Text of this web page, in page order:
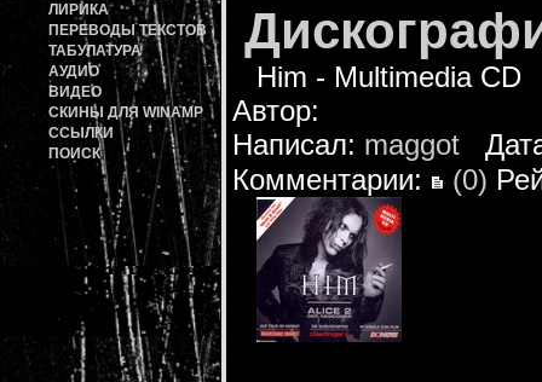
ЛИРИКА
ПЕРЕВОДЫ ТЕКСТОВ
ТАБУЛАТУРА
АУДИО
ВИДЕО
СКИНЫ ДЛЯ WINAMP
ССЫЛКИ
ПОИСК
Him - Multimedia CD
Автор:
Написал: maggot
Комментарии:
(0)